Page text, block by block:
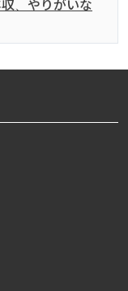
、やりがいな